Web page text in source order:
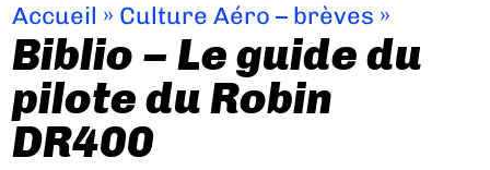
Accueil » Culture Aéro – brèves »
Biblio – Le guide du
pilote du Robin
DR400